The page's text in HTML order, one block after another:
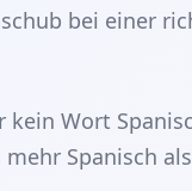
bei einer
Wort
Spanisch